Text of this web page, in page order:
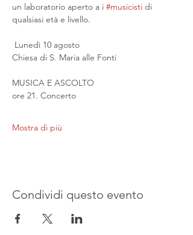
un laboratorio aperto a i #musicisti di
qualsiasi età e livello.
Lunedì 10 agosto
Chiesa di S. Maria alle Fonti
MUSICA E ASCOLTO
ore 21. Concerto
Mostra di più
Condividi questo evento